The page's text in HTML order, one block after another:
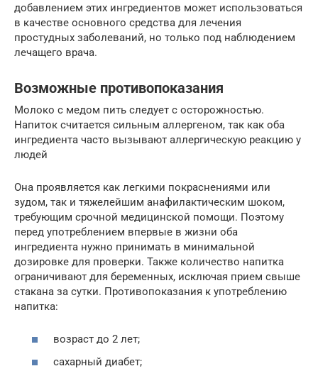
добавлением этих ингредиентов может использоваться
в качестве основного средства для лечения
простудных заболеваний, но только под наблюдением
лечащего врача.
Возможные противопоказания
Молоко с медом пить следует с осторожностью.
Напиток считается сильным аллергеном, так как оба
ингредиента часто вызывают аллергическую реакцию у
людей
Она проявляется как легкими покраснениями или
зудом, так и тяжелейшим анафилактическим шоком,
требующим срочной медицинской помощи. Поэтому
перед употреблением впервые в жизни оба
ингредиента нужно принимать в минимальной
дозировке для проверки. Также количество напитка
ограничивают для беременных, исключая прием свыше
стакана за сутки. Противопоказания к употреблению
напитка:
возраст до 2 лет;
сахарный диабет;